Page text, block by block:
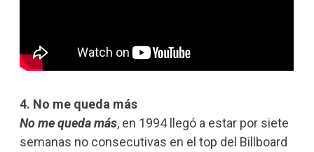
4. No me queda más
No me queda más, en 1994 llegó a estar por siete
semanas no consecutivas en el top del Billboard